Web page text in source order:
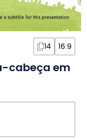
14 16:9
cabeça em